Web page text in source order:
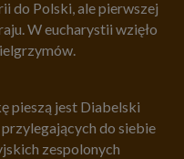
do Polski, ale pierwszej
W eucharystii wzięło
pieszą jest Diabelski
do siebie
zespolonych